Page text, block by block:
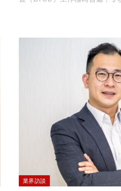
接數碼轉型帶來的優勢，在瞬
釣魚電郵、勒索軟件、端點攻
案及市務主管吳家隆（Steve
絡安全專才嚴重不足的局面。
除了是本地領先的ICT數碼方
商（Managed Security
全方案，致力協助企業成功實
SOC）擁有…
業界訪談